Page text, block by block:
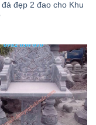
đẹp 2 đao cho Khu